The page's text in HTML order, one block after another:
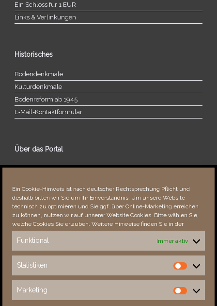
Ein Cookie-Hinweis ist nach deutscher Rechtsprechung Pflicht und
deshalb bitten wir Sie um Ihr Einverständnis: Um unsere Website
technisch zu optimieren und Sie ggf. über Online-Marketing erreichen
zu können, nutzen wir auf unserer Website Cookies. Bitte wählen Sie,
welche Cookies Sie erlauben. Weitere Hinweise finden Sie in der
Funktional Immer aktiv
Statistiken
Statistiken
Marketing
Marketing
Ein Schloss für 1 EUR
Links & Verlinkungen
Historisches
Bodendenkmale
Kulturdenkmale
Bodenreform ab 1945
E‑Mail-​​Kontaktformular
Über das Portal
Über dieses Portal
Fehler bemerkt?
Besucher seit 08/​2021
This Week
30356